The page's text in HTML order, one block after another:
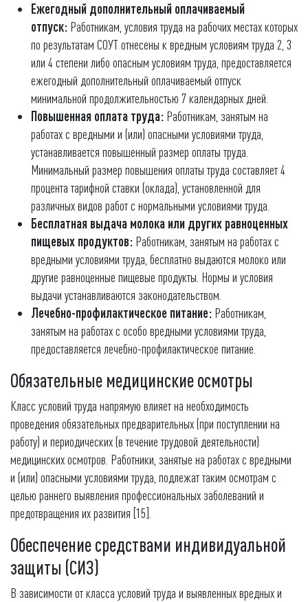
Ежегодный дополнительный оплачиваемый
отпуск: Работникам, условия труда на рабочих местах которых
по результатам СОУТ отнесены к вредным условиям труда 2, 3
или 4 степени либо опасным условиям труда, предоставляется
ежегодный дополнительный оплачиваемый отпуск
минимальной продолжительностью 7 календарных дней.
Повышенная оплата труда: Работникам, занятым на
работах с вредными и (или) опасными условиями труда,
устанавливается повышенный размер оплаты труда.
Минимальный размер повышения оплаты труда составляет 4
процента тарифной ставки (оклада), установленной для
различных видов работ с нормальными условиями труда.
Бесплатная выдача молока или других равноценных
пищевых продуктов: Работникам, занятым на работах с
вредными условиями труда, бесплатно выдаются молоко или
другие равноценные пищевые продукты. Нормы и условия
выдачи устанавливаются законодательством.
Лечебно-профилактическое питание: Работникам,
занятым на работах с особо вредными условиями труда,
предоставляется лечебно-профилактическое питание.
Обязательные медицинские осмотры
Класс условий труда напрямую влияет на необходимость
проведения обязательных предварительных (при поступлении на
работу) и периодических (в течение трудовой деятельности)
медицинских осмотров. Работники, занятые на работах с вредными
и (или) опасными условиями труда, подлежат таким осмотрам с
целью раннего выявления профессиональных заболеваний и
предотвращения их развития [15].
Обеспечение средствами индивидуальной
защиты (СИЗ)
В зависимости от класса условий труда и выявленных вредных и